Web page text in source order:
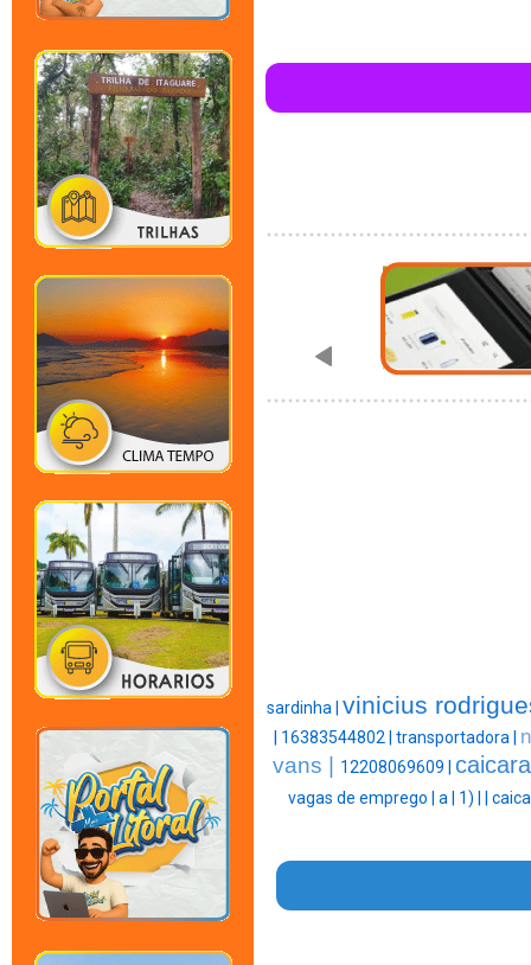
sardinha | vinicius
16383544802 | transportadora |
vans | 12208069609 |
vagas de emprego | a | 1) |